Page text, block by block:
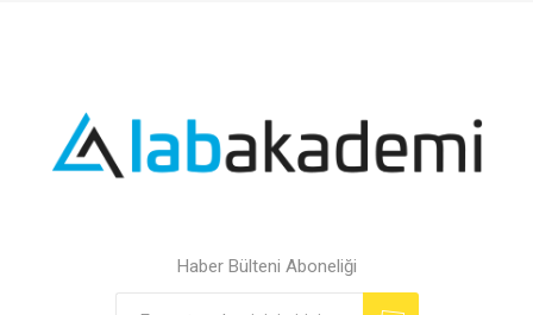
Haber Bülteni Aboneliği